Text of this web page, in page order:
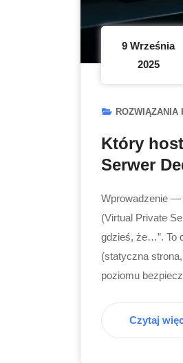
9 Września
2025
ROZWIĄZANIA
Który
Serwer
Wprowadzenie —
(Virtual Private
gdzieś, że…”. To
(statyczna
poziomu
Czytaj